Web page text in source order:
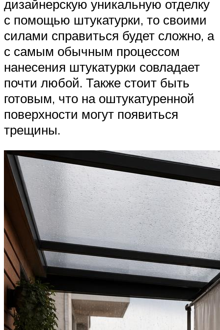
дизайнерскую уникальную отделку
с помощью штукатурки, то своими
силами справиться будет сложно, а
с самым обычным процессом
нанесения штукатурки совладает
почти любой. Также стоит быть
готовым, что на оштукатуренной
поверхности могут появиться
трещины.